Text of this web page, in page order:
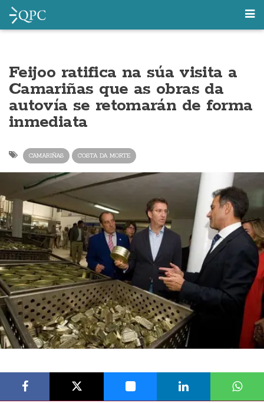
Feijoo ratifica na súa visita a
Camariñas que as obras da
autovía se retomarán de forma
inmediata
CAMARIÑAS COSTA DA MORTE